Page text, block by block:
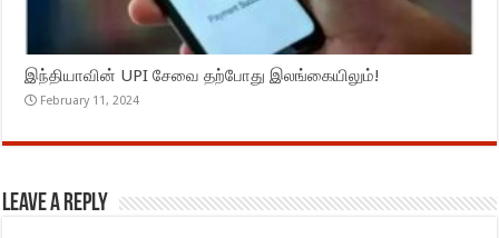
இந்தியாவின் UPI சேவை தற்போது இலங்கையிலும்!
February 11, 2024
Leave a Reply